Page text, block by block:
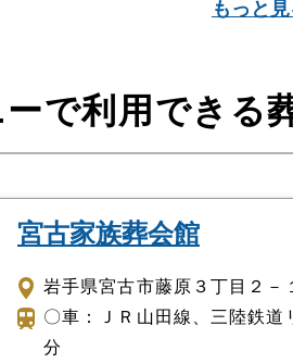
もっと
ス
・ご住所の確認・葬儀内容やプ
のご連絡、日程決め)
旅支度)
で利用できる
宮古家族葬会館
岩手県宮古市藤原３丁目２－
〇車：ＪＲ山田線、三陸鉄
分